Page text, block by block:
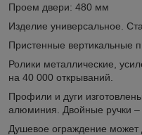
Проем двери: 480 мм
Изделие универсальное.
Пристенные вертикальные
Ролики металлические,
на 40 000 открываний.
Профили и дуги
алюминия. Двойные ручки –
Душевое ограждение может